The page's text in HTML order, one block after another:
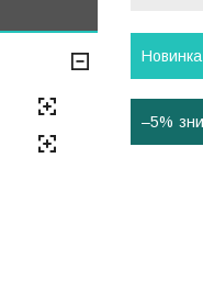
Новинка
–5%